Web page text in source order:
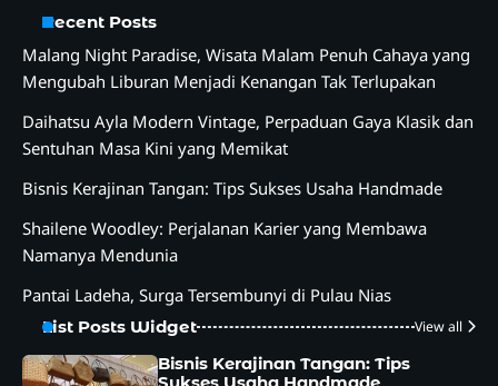
Recent Posts
Malang Night Paradise, Wisata Malam Penuh Cahaya yang
Mengubah Liburan Menjadi Kenangan Tak Terlupakan
Daihatsu Ayla Modern Vintage, Perpaduan Gaya Klasik dan
Sentuhan Masa Kini yang Memikat
Bisnis Kerajinan Tangan: Tips Sukses Usaha Handmade
Shailene Woodley: Perjalanan Karier yang Membawa
Namanya Mendunia
Pantai Ladeha, Surga Tersembunyi di Pulau Nias
List Posts Widget View all
Bisnis Kerajinan Tangan: Tips